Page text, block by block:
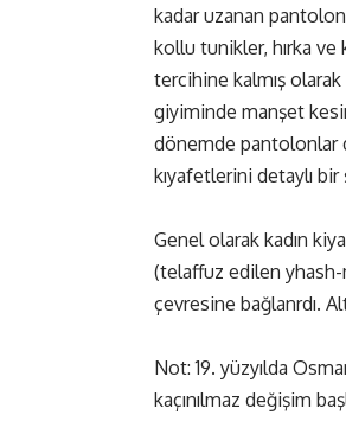
kadar uzanan
kollu tunikler, hırka ve
tercihine kalmış olarak
giyiminde manşet
dönemde pantolonlar
kıyafetlerini detaylı
Genel olarak kadın
(telaffuz edilen yhash-
çevresine bağlanrdı.
Not: 19. yüzyılda
kaçınılmaz değişim